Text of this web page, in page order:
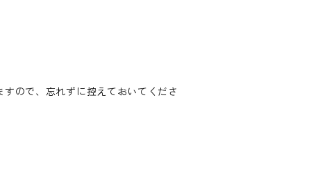
ので、忘れずに控えておいてくださ